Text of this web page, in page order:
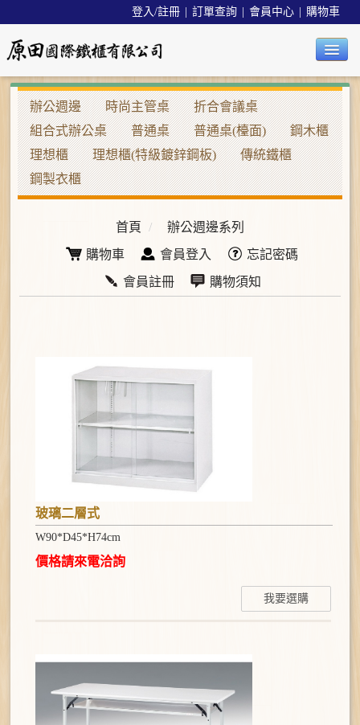
購物車
會員中心
訂單查詢
登入/註冊
公司簡介
最新消息
辦公椅系列
沙發/茶几系列
餐桌椅系列
作品集系列
聯絡我們
辦公週邊 時尚主管桌
折合會議桌
組合式辦公桌
普通桌 普通桌(檯面)
鋼木櫃
理想櫃
理想櫃(特級鍍鋅鋼板)
傳統鐵櫃
鋼製衣櫃
首頁 /
辦公週邊系列
購物車
會員登入
忘記密碼
會員註冊
購物須知
玻璃二層式
W90*D45*H74cm
價格請來電洽詢
我要選購